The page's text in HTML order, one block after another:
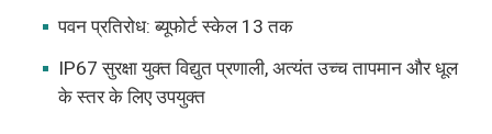
पवन प्रतिरोध: ब्यूफोर्ट स्केल 13 तक
IP67 सुरक्षा युक्त विद्युत प्रणाली, अत्यंत उच्च तापमान और धूल
के स्तर के लिए उपयुक्त